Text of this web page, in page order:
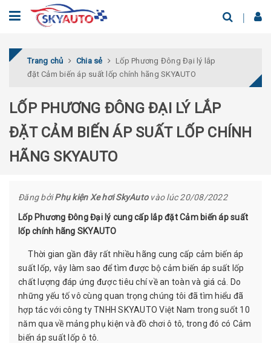
Trang chủ Chia sẻ
Lốp Phương Đông Đại lý lắp
đặt Cảm biến áp suất lốp chính hãng SKYAUTO
LỐP PHƯƠNG ĐÔNG ĐẠI LÝ LẮP
ĐẶT CẢM BIẾN ÁP SUẤT LỐP CHÍNH
HÃNG SKYAUTO
Đăng bởiPhụ kiện Xe hơi SkyAutovào lúc 20/08/2022
Lốp Phương Đông Đại lý cung cấp lắp đặt Cảm biến áp suất
lốp chính hãng SKYAUTO
Thời gian gần đây rất nhiều hãng cung cấp cảm biến áp
suất lốp, vậy làm sao để tìm được bộ cảm biến áp suất lốp
chất lượng đáp ứng được tiêu chí về an toàn và giá cả. Do
những yếu tố vô cùng quan trọng chúng tôi đã tìm hiểu đã
hợp tác với công ty TNHH SKYAUTO Việt Nam trong suốt 10
năm qua về mảng phụ kiện và đồ chơi ô tô, trong đó có Cảm
biến áp suất lốp ô tô.